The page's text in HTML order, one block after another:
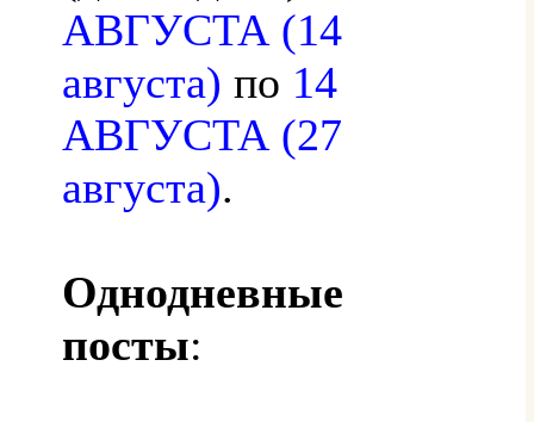
АВГУСТА (14
августа) по 14
АВГУСТА (27
августа).
Однодневные
посты: